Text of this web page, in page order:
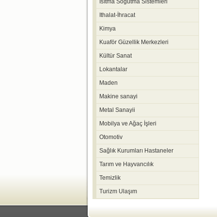
Isıtma Soğutma Sistemleri
Ithalat-İhracat
Kimya
Kuaför Güzellik Merkezleri
Kültür Sanat
Lokantalar
Maden
Makine sanayi
Metal Sanayii
Mobilya ve Ağaç İşleri
Otomotiv
Sağlık Kurumları Hastaneler
Tarım ve Hayvancılık
Temizlik
Turizm Ulaşım